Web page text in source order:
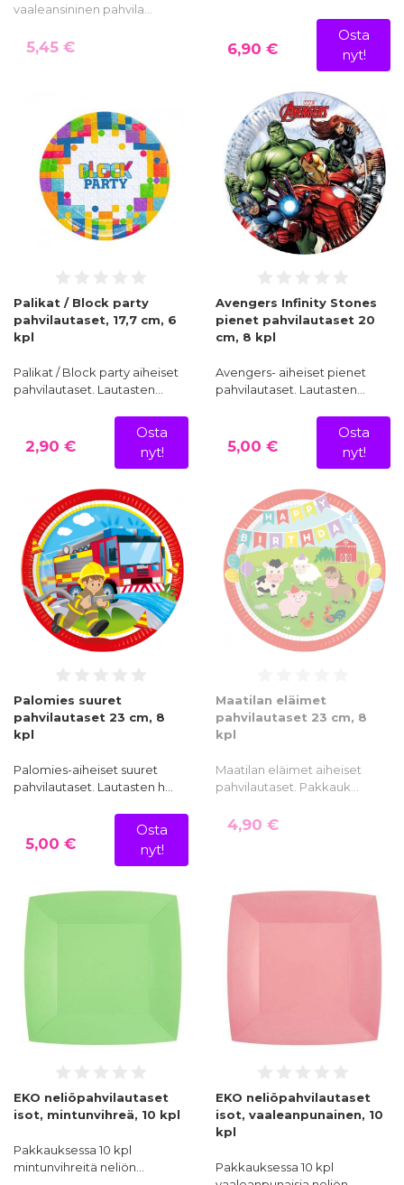
vaaleansininen pahvila…
5,45 € 6,90 €
Osta
nyt!
Palikat / Block party
pahvilautaset, 17,7 cm, 6
kpl
Palikat / Block party aiheiset
pahvilautaset. Lautasten…
2,90 €
Osta
nyt!
Avengers Infinity Stones
pienet pahvilautaset 20
cm, 8 kpl
Avengers- aiheiset pienet
pahvilautaset. Lautasten…
5,00 €
Osta
nyt!
Palomies suuret
pahvilautaset 23 cm, 8
kpl
Palomies-aiheiset suuret
pahvilautaset. Lautasten h…
5,00 €
Osta
nyt!
Maatilan eläimet
pahvilautaset 23 cm, 8
kpl
Maatilan eläimet aiheiset
pahvilautaset. Pakkauk…
4,90 €
EKO neliöpahvilautaset
isot, mintunvihreä, 10 kpl
Pakkauksessa 10 kpl
mintunvihreitä neliön…
EKO neliöpahvilautaset
isot, vaaleanpunainen, 10
kpl
Pakkauksessa 10 kpl